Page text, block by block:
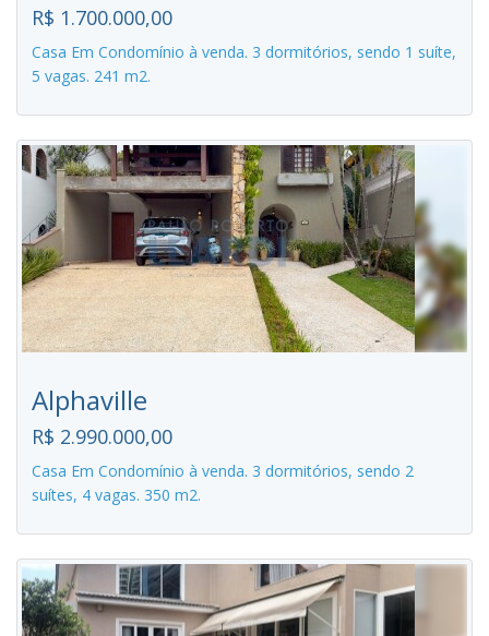
R$ 1.700.000,00
Casa Em Condomínio à venda. 3 dormitórios, sendo 1 suíte,
5 vagas. 241 m2.
Alphaville
R$ 2.990.000,00
Casa Em Condomínio à venda. 3 dormitórios, sendo 2
suítes, 4 vagas. 350 m2.